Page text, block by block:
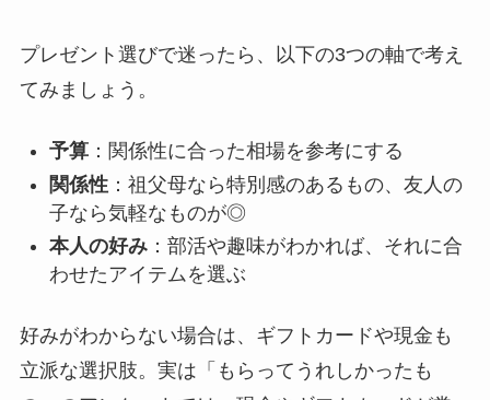
プレゼント選びで迷ったら、以下の3つの軸で考え
てみましょう。
予算：関係性に合った相場を参考にする
関係性：祖父母なら特別感のあるもの、友人の
子なら気軽なものが◎
本人の好み：部活や趣味がわかれば、それに合
わせたアイテムを選ぶ
好みがわからない場合は、ギフトカードや現金も
立派な選択肢。実は「もらってうれしかったも